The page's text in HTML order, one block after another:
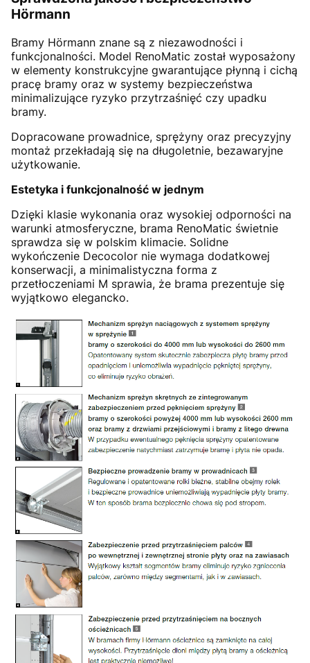
Hörmann
Bramy Hörmann znane są z niezawodności i
funkcjonalności. Model RenoMatic został wyposażony
w elementy konstrukcyjne gwarantujące płynną i cichą
pracę bramy oraz w systemy bezpieczeństwa
minimalizujące ryzyko przytrzaśnięć czy upadku
bramy.
Dopracowane prowadnice, sprężyny oraz precyzyjny
montaż przekładają się na długoletnie, bezawaryjne
użytkowanie.
Estetyka i funkcjonalność w jednym
Dzięki klasie wykonania oraz wysokiej odporności na
warunki atmosferyczne, brama RenoMatic świetnie
sprawdza się w polskim klimacie. Solidne
wykończenie Decocolor nie wymaga dodatkowej
konserwacji, a minimalistyczna forma z
przetłoczeniami M sprawia, że brama prezentuje się
wyjątkowo elegancko.